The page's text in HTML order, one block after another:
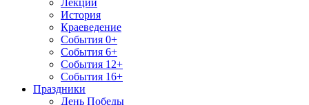
Лекции
История
Краеведение
События 0+
События 6+
События 12+
События 16+
Праздники
День Победы